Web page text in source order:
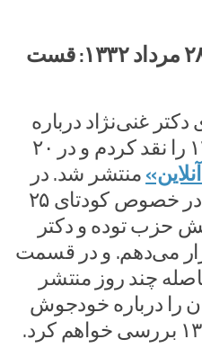
دکترغنی‌نژاد و کودتای ۲۸ مرداد ۱۳۳۲: قست
دکتر غنی‌نژاد درباره
کودتای سوم اسفند ۱۲۹۹ را نقد کردم و در ۲۰
منتشر شد. در
مقاله حاضر آراء ایشان در خصوص کودتای ۲۵
به نقش حزب توده و دکتر
می‌دهم. و در قسمت
چند روز منتشر
را درباره خودجوش